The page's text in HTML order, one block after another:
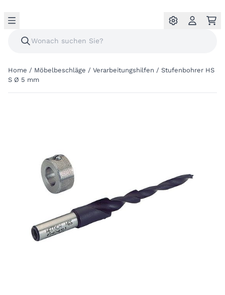
Home / Möbelbeschläge / Verarbeitungshilfen / Stufenbohrer HS
S Ø 5 mm